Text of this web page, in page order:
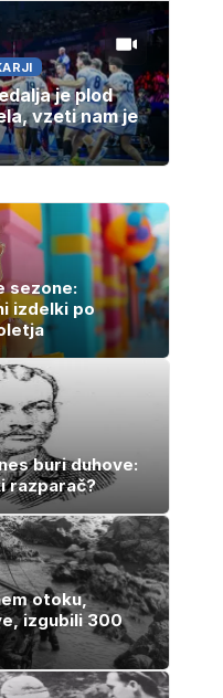
je plod
vzeti nam je
sezone:
izdelki po
buri duhove:
razparač?
otoku,
izgubili 300